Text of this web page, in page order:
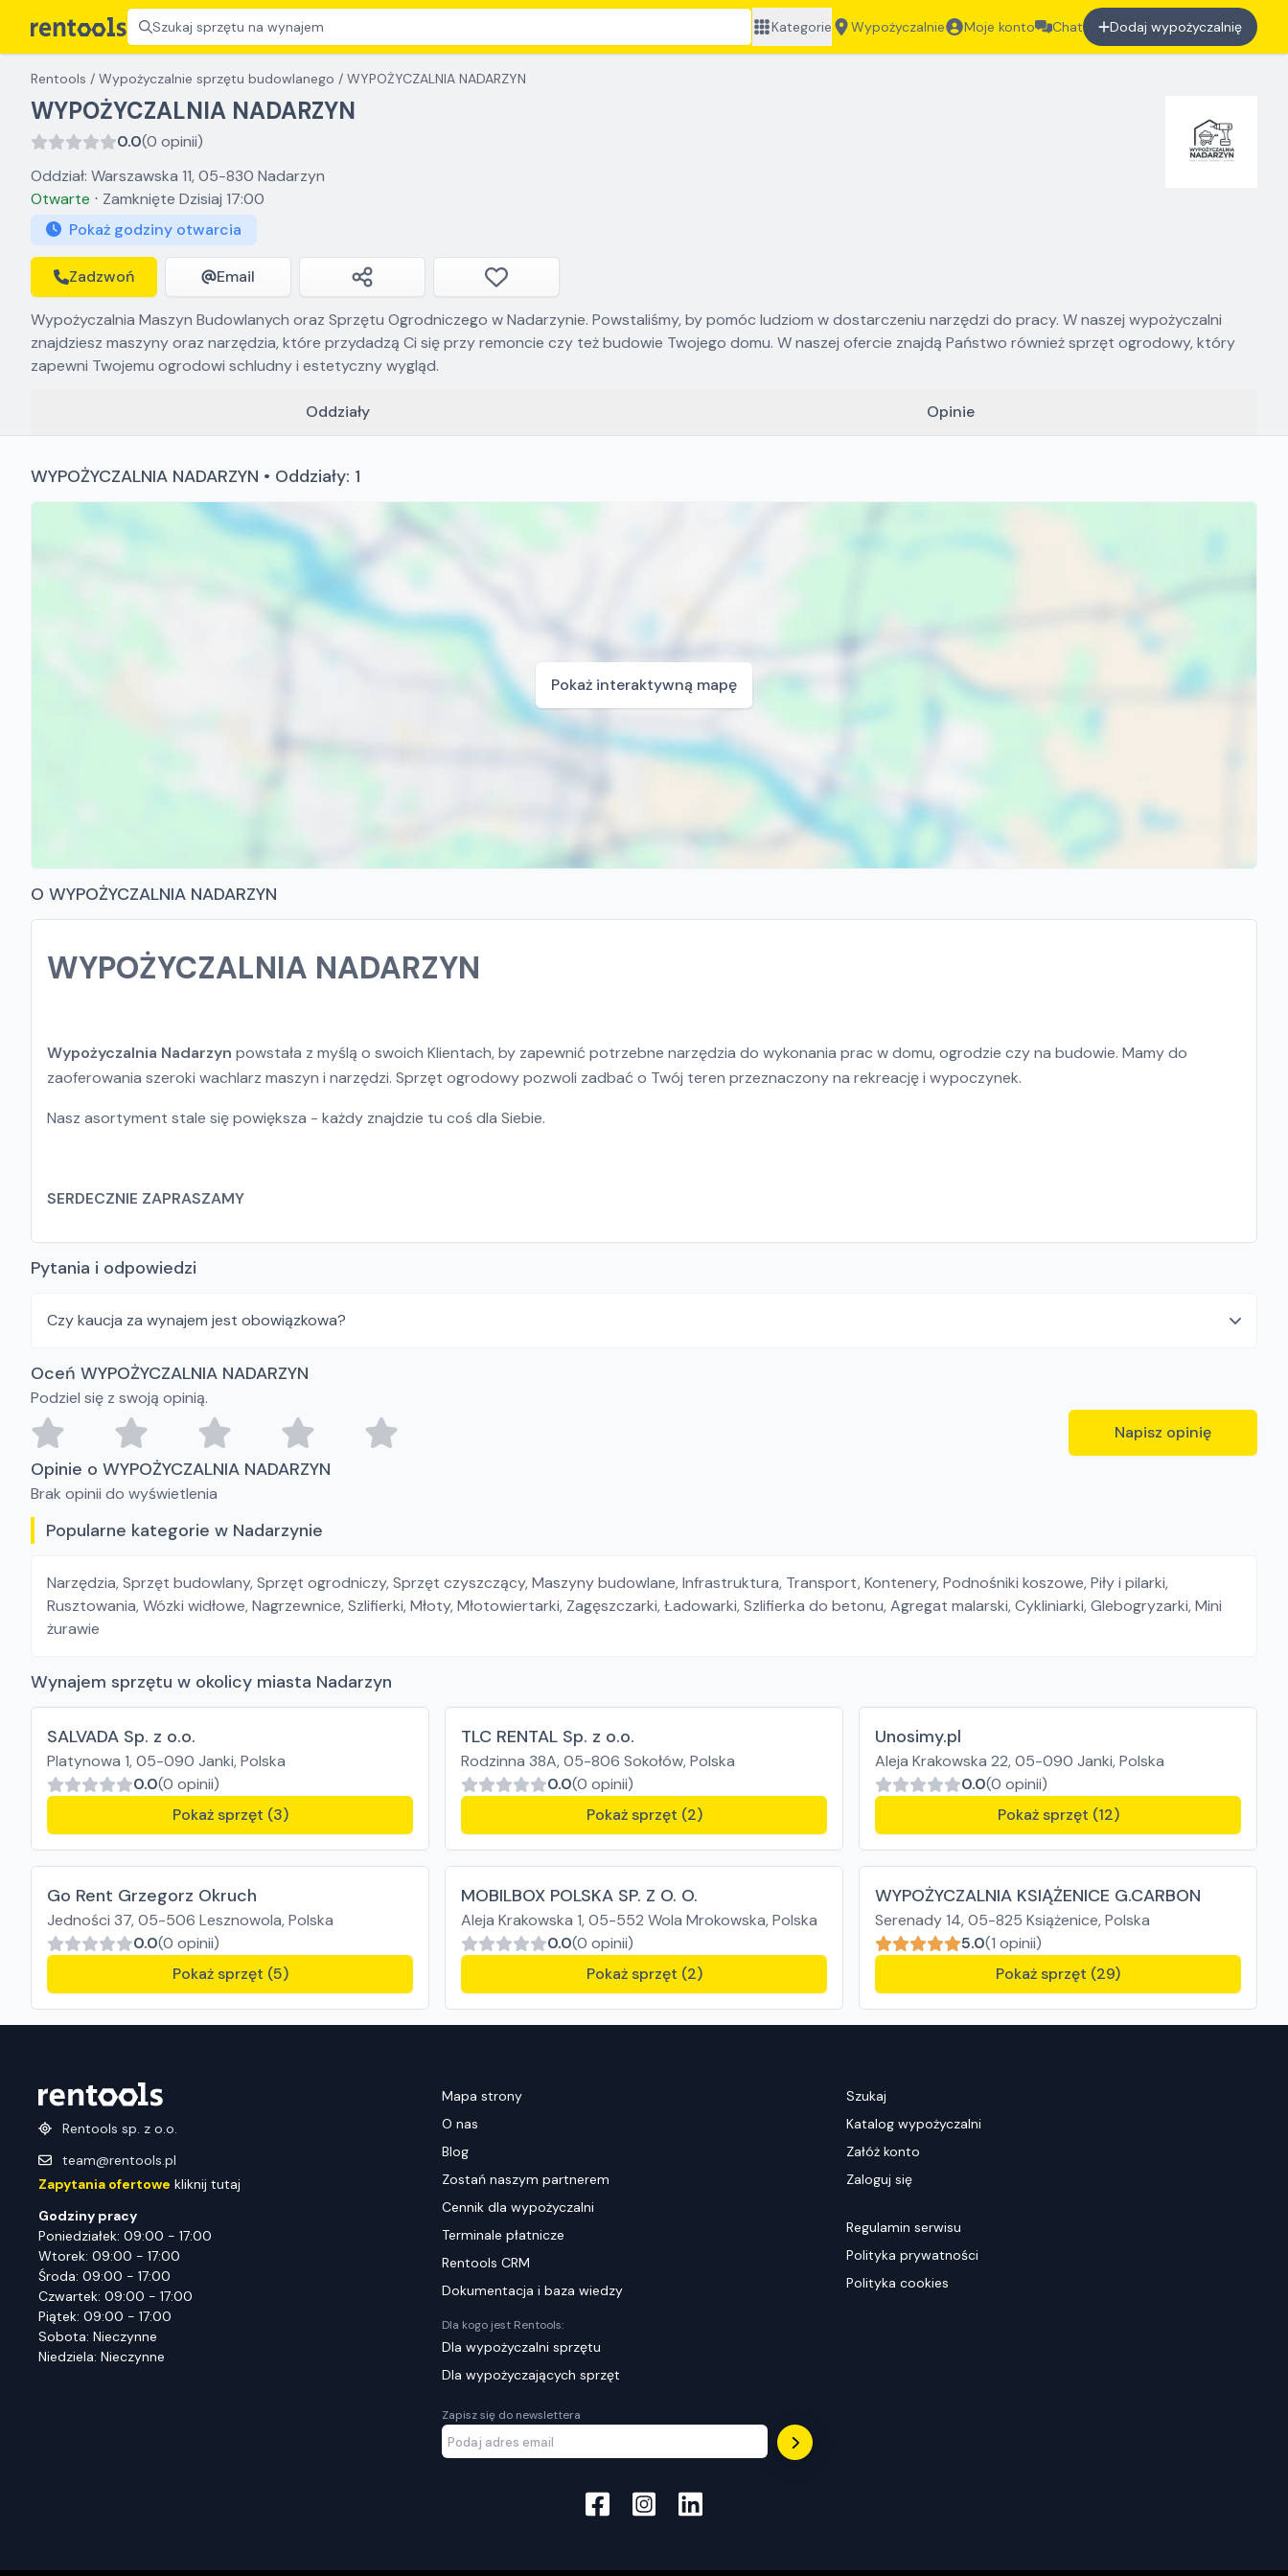
Szukaj sprzętu na wynajem Kategorie Wypożyczalnie Moje konto Chat Dodaj wypożyczalnię
Rentools / Wypożyczalnie sprzętu budowlanego / WYPOŻYCZALNIA NADARZYN
WYPOŻYCZALNIA NADARZYN
0.0(0 opinii)
Oddział: Warszawska 11, 05-830 Nadarzyn
Otwarte ⋅ Zamknięte Dzisiaj 17:00
Pokaż godziny otwarcia
Zadzwoń Email
Wypożyczalnia Maszyn Budowlanych oraz Sprzętu Ogrodniczego w Nadarzynie. Powstaliśmy, by pomóc ludziom w dostarczeniu narzędzi do pracy. W naszej wypożyczalni
znajdziesz maszyny oraz narzędzia, które przydadzą Ci się przy remoncie czy też budowie Twojego domu. W naszej ofercie znajdą Państwo również sprzęt ogrodowy, który
zapewni Twojemu ogrodowi schludny i estetyczny wygląd.
Oddziały Opinie
WYPOŻYCZALNIA NADARZYN • Oddziały: 1
Pokaż interaktywną mapę
O WYPOŻYCZALNIA NADARZYN
WYPOŻYCZALNIA NADARZYN
Wypożyczalnia Nadarzyn powstała z myślą o swoich Klientach, by zapewnić potrzebne narzędzia do wykonania prac w domu, ogrodzie czy na budowie. Mamy do
zaoferowania szeroki wachlarz maszyn i narzędzi. Sprzęt ogrodowy pozwoli zadbać o Twój teren przeznaczony na rekreację i wypoczynek.
Nasz asortyment stale się powiększa - każdy znajdzie tu coś dla Siebie.
SERDECZNIE ZAPRASZAMY
Pytania i odpowiedzi
Czy kaucja za wynajem jest obowiązkowa?
Oceń WYPOŻYCZALNIA NADARZYN
Podziel się z swoją opinią.
Napisz opinię
Opinie o WYPOŻYCZALNIA NADARZYN
Brak opinii do wyświetlenia
Popularne kategorie w Nadarzynie
Narzędzia,Sprzęt budowlany,Sprzęt ogrodniczy,Sprzęt czyszczący,Maszyny budowlane,Infrastruktura, Transport,Kontenery,Podnośniki koszowe,Piły i pilarki,
Rusztowania,Wózki widłowe,Nagrzewnice,Szlifierki,Młoty,Młotowiertarki, Zagęszczarki,Ładowarki,Szlifierka do betonu,Agregat malarski,Cykliniarki,Glebogryzarki,Mini
żurawie
Wynajem sprzętu w okolicy miasta Nadarzyn
SALVADA Sp. z o.o.
Platynowa 1, 05-090 Janki, Polska
0.0(0 opinii)
Pokaż sprzęt (3)
TLC RENTAL Sp. z o.o.
Rodzinna 38A, 05-806 Sokołów, Polska
0.0(0 opinii)
Pokaż sprzęt (2)
Unosimy.pl
Aleja Krakowska 22, 05-090 Janki, Polska
0.0(0 opinii)
Pokaż sprzęt (12)
Go Rent Grzegorz Okruch
Jedności 37, 05-506 Lesznowola, Polska
0.0(0 opinii)
Pokaż sprzęt (5)
MOBILBOX POLSKA SP. Z O. O.
Aleja Krakowska 1, 05-552 Wola Mrokowska, Polska
0.0(0 opinii)
Pokaż sprzęt (2)
WYPOŻYCZALNIA KSIĄŻENICE G.CARBON
Serenady 14, 05-825 Książenice, Polska
5.0(1 opinii)
Pokaż sprzęt (29)
Rentools sp. z o.o.
team@rentools.pl
Zapytania ofertowe kliknij tutaj
Godziny pracy
Poniedziałek: 09:00 - 17:00
Wtorek: 09:00 - 17:00
Środa: 09:00 - 17:00
Czwartek: 09:00 - 17:00
Piątek: 09:00 - 17:00
Sobota: Nieczynne
Niedziela: Nieczynne
Mapa strony
O nas
Blog
Zostań naszym partnerem
Cennik dla wypożyczalni
Terminale płatnicze
Rentools CRM
Dokumentacja i baza wiedzy
Dla kogo jest Rentools:
Dla wypożyczalni sprzętu
Dla wypożyczających sprzęt
Zapisz się do newslettera
Szukaj
Katalog wypożyczalni
Załóż konto
Zaloguj się
Regulamin serwisu
Polityka prywatności
Polityka cookies